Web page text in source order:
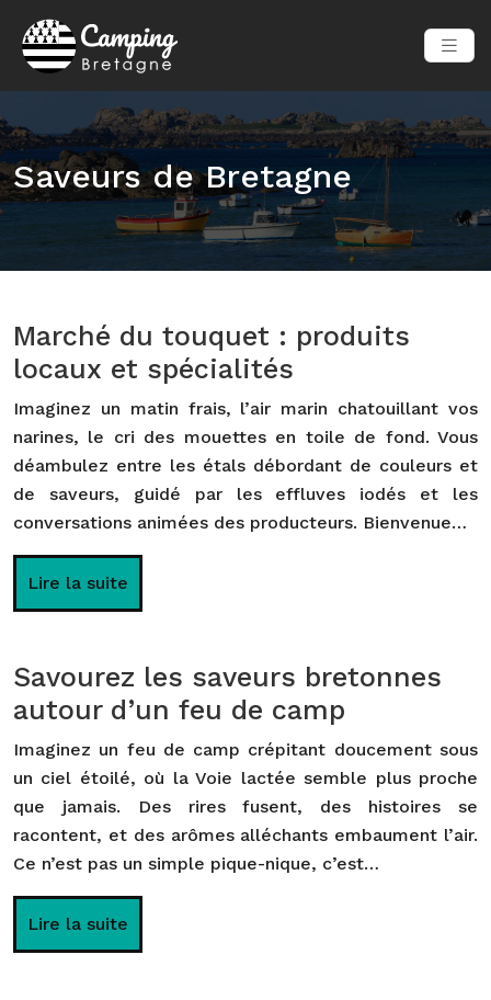
Saveurs de Bretagne
Marché du touquet : produits
locaux et spécialités
Imaginez un matin frais, l’air marin chatouillant vos
narines, le cri des mouettes en toile de fond. Vous
déambulez entre les étals débordant de couleurs et
de saveurs, guidé par les effluves iodés et les
conversations animées des producteurs. Bienvenue…
Lire la suite
Savourez les saveurs bretonnes
autour d’un feu de camp
Imaginez un feu de camp crépitant doucement sous
un ciel étoilé, où la Voie lactée semble plus proche
que jamais. Des rires fusent, des histoires se
racontent, et des arômes alléchants embaument l’air.
Ce n’est pas un simple pique-nique, c’est…
Lire la suite